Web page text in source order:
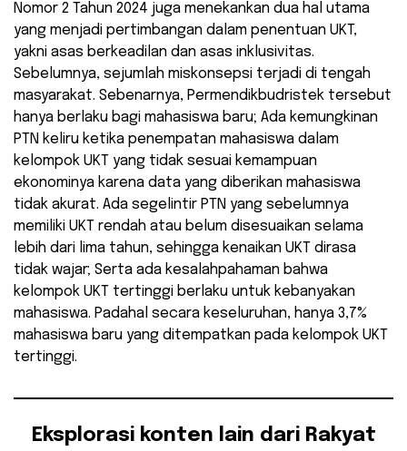
Nomor 2 Tahun 2024 juga menekankan dua hal utama
yang menjadi pertimbangan dalam penentuan UKT,
yakni asas berkeadilan dan asas inklusivitas.
Sebelumnya, sejumlah miskonsepsi terjadi di tengah
masyarakat. Sebenarnya, Permendikbudristek tersebut
hanya berlaku bagi mahasiswa baru; Ada kemungkinan
PTN keliru ketika penempatan mahasiswa dalam
kelompok UKT yang tidak sesuai kemampuan
ekonominya karena data yang diberikan mahasiswa
tidak akurat. Ada segelintir PTN yang sebelumnya
memiliki UKT rendah atau belum disesuaikan selama
lebih dari lima tahun, sehingga kenaikan UKT dirasa
tidak wajar; Serta ada kesalahpahaman bahwa
kelompok UKT tertinggi berlaku untuk kebanyakan
mahasiswa. Padahal secara keseluruhan, hanya 3,7%
mahasiswa baru yang ditempatkan pada kelompok UKT
tertinggi.
Eksplorasi konten lain dari Rakyat